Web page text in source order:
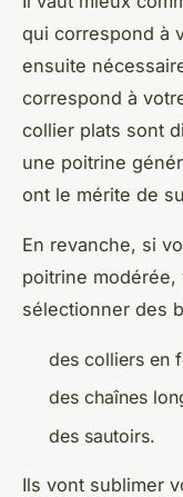
qui correspond à
ensuite
correspond à
collier plats sont
une poitrine
ont le mérite de
En revanche, si
poitrine
sélectionner des
des colliers en
des chaînes
des sautoirs.
Ils vont sublimer